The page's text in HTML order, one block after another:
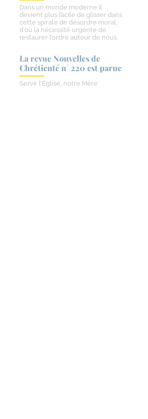
Dans un monde moderne il
devient plus facile de glisser dans
cette spirale de désordre moral,
d’où la nécessité urgente de
restaurer l’ordre autour de nous.
La revue Nouvelles de
Chrétienté n° 220 est parue
Servir l’Église, notre Mère